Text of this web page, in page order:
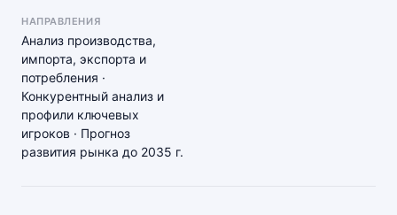
НАПРАВЛЕНИЯ
Анализ производства,
импорта, экспорта и
потребления ·
Конкурентный анализ и
профили ключевых
игроков · Прогноз
развития рынка до 2035 г.